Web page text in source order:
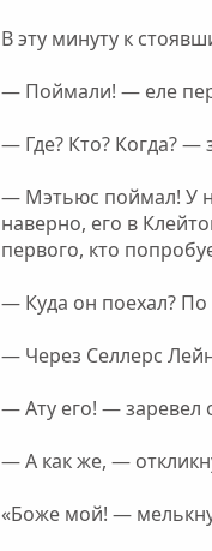
В эту минуту к
— Поймали! — еле
— Где? Кто? Когда? —
— Мэтьюс поймал! У
наверно, его в
первого, кто
— Куда он поехал? По
— Через Селлерс
— Ату его! —
— А как же, —
«Боже мой! —